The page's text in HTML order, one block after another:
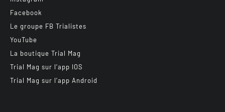
Facebook
Le groupe FB Trialistes
YouTube
La boutique Trial Mag
Trial Mag sur l’app IOS
Trial Mag sur l’app Android